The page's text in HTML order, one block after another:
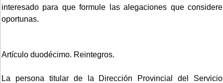
interesado para que formule las alegaciones que considere
oportunas.
Artículo duodécimo. Reintegros.
La persona titular de la Dirección Provincial del Servicio